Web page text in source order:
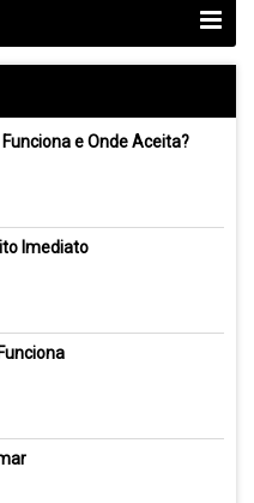
e Onde Aceita?
Imediato